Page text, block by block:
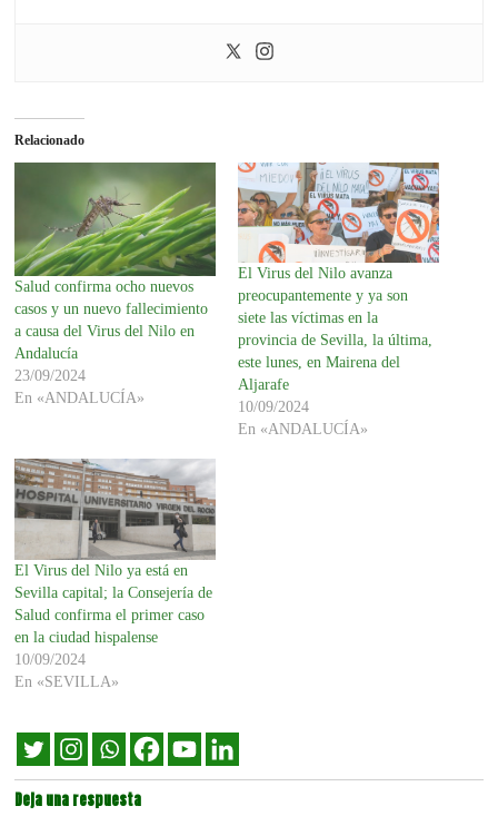
Relacionado
Salud confirma ocho nuevos
casos y un nuevo fallecimiento
a causa del Virus del Nilo en
Andalucía
23/09/2024
En «ANDALUCÍA»
El Virus del Nilo avanza
preocupantemente y ya son
siete las víctimas en la
provincia de Sevilla, la última,
este lunes, en Mairena del
Aljarafe
10/09/2024
En «ANDALUCÍA»
El Virus del Nilo ya está en
Sevilla capital; la Consejería de
Salud confirma el primer caso
en la ciudad hispalense
10/09/2024
En «SEVILLA»
Deja una respuesta